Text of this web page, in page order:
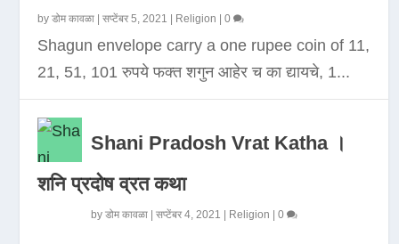
byडोम कावळा |सप्टेंबर 5, 2021 Religion |0
Shagun envelope carry a one rupee coin of 11,
21, 51, 101 रुपये फक्त शगुन आहेर च का द्यायचे, 1...
Shani Pradosh Vrat Katha ।
शनि प्रदोष व्रत कथा
byडोम कावळा |सप्टेंबर 4, 2021 Religion |0